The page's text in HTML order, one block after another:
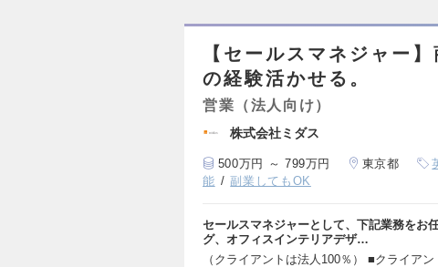
【セールスマネジャー
の経験活かせる。
営業（法人向け）
株式会社ミダス
500万円 ～ 799万円 東京都
能
副業してもOK
セールスマネジャーとして、下記業務をお
グ、オフィスインテリアデザ…
（クライアントは法人100％） ■クライア